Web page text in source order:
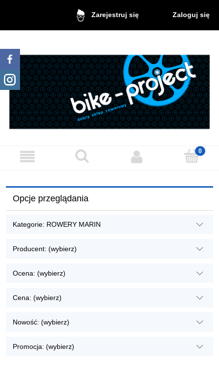
Zarejestruj się Zaloguj się
Opcje przeglądania
Kategorie: ROWERY MARIN
Producent: (wybierz)
Ocena: (wybierz)
Cena: (wybierz)
Nowość: (wybierz)
Promocja: (wybierz)